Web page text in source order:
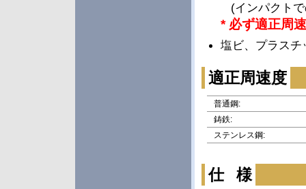
(インパクト
* 必ず適正周
塩ビ、プラスチ
適正周速度
普通鋼:
鋳鉄:
ステンレス鋼:
仕 様